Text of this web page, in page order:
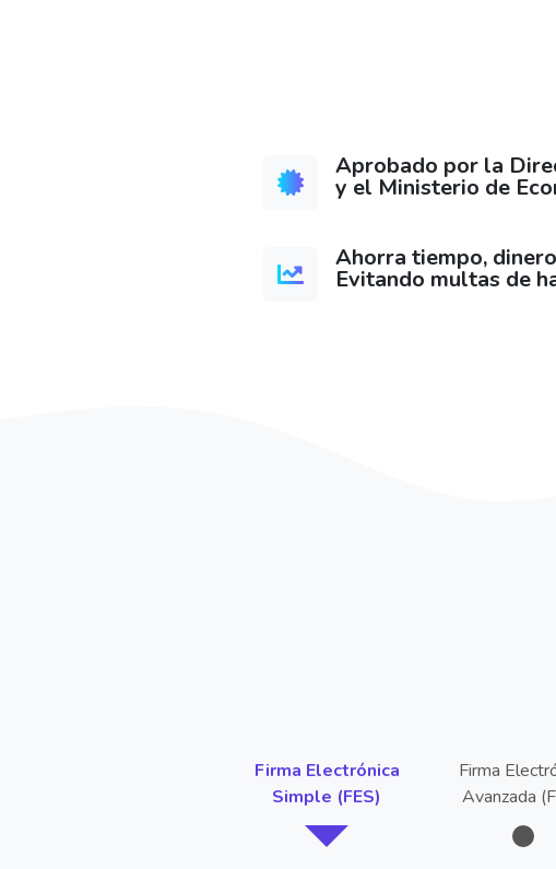
Aprobado por la
y el Ministerio de
Ahorra tiempo,
Evitando multas de
Firma Electrónica
Simple (FES)
Firma
Avanzada